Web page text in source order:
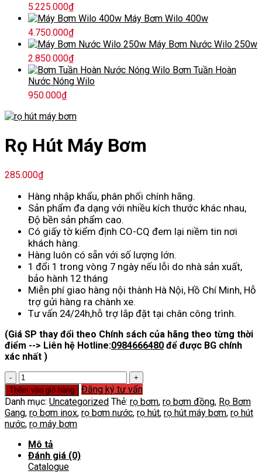
5.225.000₫
Máy Bơm Wilo 400w
4.750.000₫
Máy Bơm Nước Wilo 250w
2.850.000₫
Bơm Tuần Hoàn
Nước Nóng Wilo
950.000₫
Rọ Hút Máy Bơm
285.000₫
Hàng nhập khẩu, phân phối chính hãng.
Sản phẩm đa dạng với nhiều kích thước khác nhau,
Độ bền sản phẩm cao.
Có giấy tờ kiểm định CO-CQ đem lại niềm tin nơi
khách hàng.
Hàng luôn có sẵn với số lượng lớn.
1 đổi 1 trong vòng 7 ngày nếu lỗi do nhà sản xuất,
bảo hành 12 tháng
Miễn phí giao hàng nội thành Hà Nội, Hồ Chí Minh, Hỗ
trợ gửi hàng ra chành xe.
Tư vấn 24/24h,hỗ trợ lắp đặt tại chân công trình.
(Giá SP thay đổi theo Chính sách của hãng theo từng thời
điểm --> Liên hệ Hotline:0984666480 để được BG chính
xác nhất )
Rọ
Hút
Máy
Bơm
số
lượng
Thêm vào giỏ hàng
Đăng ký tư vấn
Danh mục: Uncategorized Thẻ: rọ bơm, rọ bơm đồng, Rọ Bơm
Gang, rọ bơm inox, rọ bơm nước, rọ hút, rọ hút máy bơm, rọ hút
nước, rọ máy bơm
Mô tả
Đánh giá (0)
Catalogue